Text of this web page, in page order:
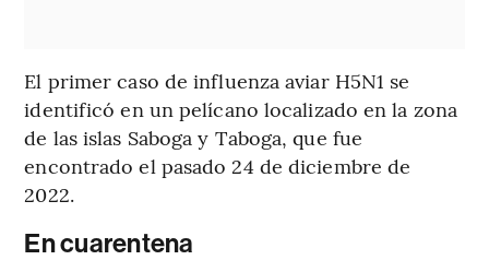
El primer caso de influenza aviar H5N1 se
identificó en un pelícano localizado en la zona
de las islas Saboga y Taboga, que fue
encontrado el pasado 24 de diciembre de
2022.
En cuarentena